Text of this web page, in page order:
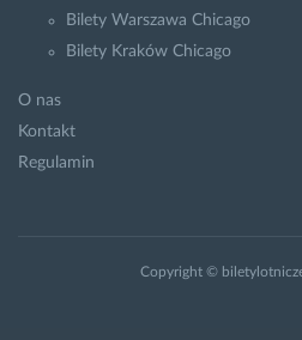
Bilety Warszawa Chicago
Bilety Kraków Chicago
O nas
Kontakt
Regulamin
Copyright ©